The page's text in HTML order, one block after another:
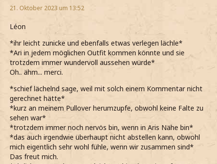
21. Oktober 2023 um 13:52
Léon
*ihr leicht zunicke und ebenfalls etwas verlegen lächle*
*Ari in jedem möglichen Outfit kommen könnte und sie
trotzdem immer wundervoll aussehen würde*
Oh.. ähm... merci.
*schief lächelnd sage, weil mit solch einem Kommentar nicht
gerechnet hätte*
*kurz an meinem Pullover herumzupfe, obwohl keine Falte zu
sehen war*
*trotzdem immer noch nervös bin, wenn in Aris Nähe bin*
*das auch irgendwie überhaupt nicht abstellen kann, obwohl
mich eigentlich sehr wohl fühle, wenn wir zusammen sind*
Das freut mich.